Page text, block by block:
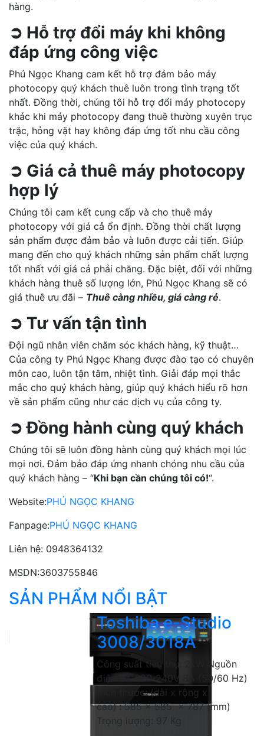
hàng.
➲ Hỗ trợ đổi máy khi không
đáp ứng công việc
Phú Ngọc Khang cam kết hỗ trợ đảm bảo máy
photocopy quý khách thuê luôn trong tình trạng tốt
nhất. Đồng thời, chúng tôi hỗ trợ đổi máy photocopy
khác khi máy photocopy đang thuê thường xuyên trục
trặc, hỏng vặt hay không đáp ứng tốt nhu cầu công
việc của quý khách.
➲ Giá cả thuê máy photocopy
hợp lý
Chúng tôi cam kết cung cấp và cho thuê máy
photocopy với giá cả ổn định. Đồng thời chất lượng
sản phẩm được đảm bảo và luôn được cải tiến. Giúp
mang đến cho quý khách những sản phẩm chất lượng
tốt nhất với giá cả phải chăng. Đặc biệt, đối với những
khách hàng thuê số lượng lớn, Phú Ngọc Khang sẽ có
giá thuê ưu đãi – Thuê càng nhiều, giá càng rẻ.
➲ Tư vấn tận tình
Đội ngũ nhân viên chăm sóc khách hàng, kỹ thuật…
Của công ty Phú Ngọc Khang được đào tạo có chuyên
môn cao, luôn tận tâm, nhiệt tình. Giải đáp mọi thắc
mắc cho quý khách hàng, giúp quý khách hiểu rõ hơn
về sản phẩm cũng như các dịch vụ của công ty.
➲ Đồng hành cùng quý khách
Chúng tôi sẽ luôn đồng hành cùng quý khách mọi lúc
mọi nơi. Đảm bảo đáp ứng nhanh chóng nhu cầu của
quý khách hàng – “Khi bạn cần chúng tôi có!“.
Website:PHÚ NGỌC KHANG
Fanpage:PHÚ NGỌC KHANG
Liên hệ: 0948364132
MSDN:3603755846
SẢN PHẨM NỔI BẬT
Toshiba e-Studio
3008/3018A
Công suất tiêu thụ: 2kW Nguồn
điện: AC220-240V 8A (50/60 Hz)
Kích thước: (dài x rộng x
cao):585 x 585 x 787 (mm)
Trọng lượng: 97 Kg